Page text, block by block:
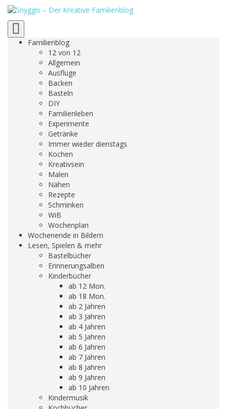
Toggle
navigation
Familienblog
12 von 12
Allgemein
Ausflüge
Backen
Basteln
DIY
Familienleben
Experimente
Getränke
Immer wieder dienstags
Kochen
Kreativsein
Malen
Nähen
Rezepte
Schminken
WiB
Wochenplan
Wochenende in Bildern
Lesen, Spielen & mehr
Bastelbücher
Erinnerungsalben
Kinderbücher
ab 12 Mon.
ab 18 Mon.
ab 2 Jahren
ab 3 Jahren
ab 4 Jahren
ab 5 Jahren
ab 6 Jahren
ab 7 Jahren
ab 8 Jahren
ab 9 Jahren
ab 10 Jahren
Kindermusik